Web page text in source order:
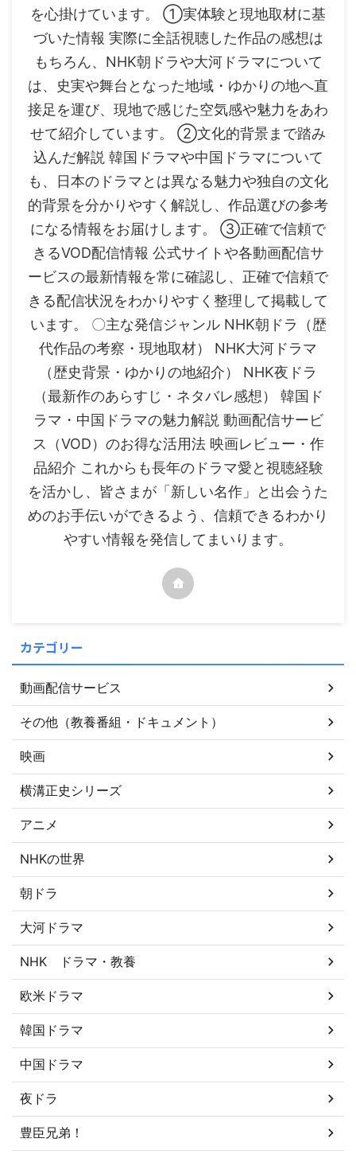
を心掛けています。 ①実体験と現地取材に基
づいた情報 実際に全話視聴した作品の感想は
もちろん、NHK朝ドラや大河ドラマについて
は、史実や舞台となった地域・ゆかりの地へ直
接足を運び、現地で感じた空気感や魅力をあわ
せて紹介しています。 ②文化的背景まで踏み
込んだ解説 韓国ドラマや中国ドラマについて
も、日本のドラマとは異なる魅力や独自の文化
的背景を分かりやすく解説し、作品選びの参考
になる情報をお届けします。 ③正確で信頼で
きるVOD配信情報 公式サイトや各動画配信サ
ービスの最新情報を常に確認し、正確で信頼で
きる配信状況をわかりやすく整理して掲載して
います。 〇主な発信ジャンル NHK朝ドラ（歴
代作品の考察・現地取材） NHK大河ドラマ
（歴史背景・ゆかりの地紹介） NHK夜ドラ
（最新作のあらすじ・ネタバレ感想） 韓国ド
ラマ・中国ドラマの魅力解説 動画配信サービ
ス（VOD）のお得な活用法 映画レビュー・作
品紹介 これからも長年のドラマ愛と視聴経験
を活かし、皆さまが「新しい名作」と出会うた
めのお手伝いができるよう、信頼できるわかり
やすい情報を発信してまいります。
カテゴリー
動画配信サービス
その他（教養番組・ドキュメント）
映画
横溝正史シリーズ
アニメ
NHKの世界
朝ドラ
大河ドラマ
NHK ドラマ・教養
欧米ドラマ
韓国ドラマ
中国ドラマ
夜ドラ
豊臣兄弟！